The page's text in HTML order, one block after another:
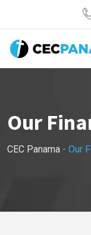
Our
CEC Panama - Our